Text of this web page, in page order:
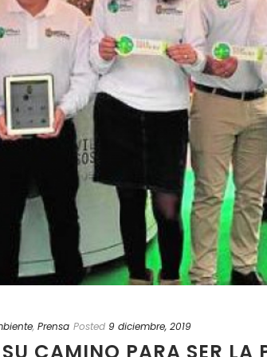
, Prensa Posted 9 diciembre, 2019
CAMINO PARA SER LA